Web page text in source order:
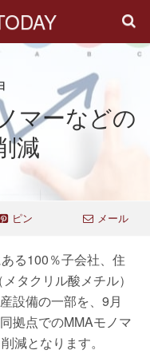
マーなどの
減
ピン メール
る100％子会社、住
タクリル酸メチル）
設備の一部を、9月
拠点でのMMAモノマ
減となります。